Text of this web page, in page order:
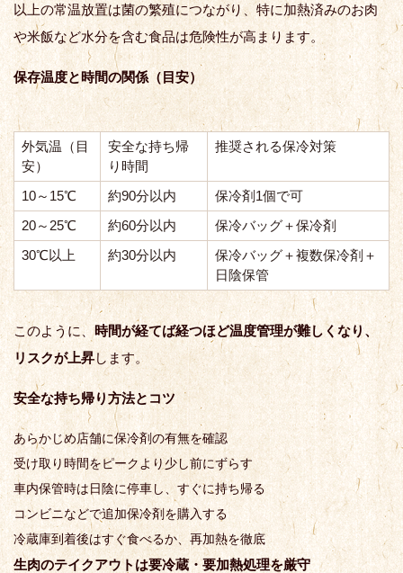
以上の常温放置は菌の繁殖につながり、特に加熱済みのお肉
や米飯など水分を含む食品は危険性が高まります。
保存温度と時間の関係（目安）
外気温（目
安）
安全な持ち帰
り時間
推奨される保冷対策
10～15℃ 約90分以内
保冷剤1個で可
20～25℃
約60分以内
保冷バッグ＋保冷剤
30℃以上
約30分以内
保冷バッグ＋複数保冷剤＋
日陰保管
このように、時間が経てば経つほど温度管理が難しくなり、
リスクが上昇します。
安全な持ち帰り方法とコツ
あらかじめ店舗に保冷剤の有無を確認
受け取り時間をピークより少し前にずらす
車内保管時は日陰に停車し、すぐに持ち帰る
コンビニなどで追加保冷剤を購入する
冷蔵庫到着後はすぐ食べるか、再加熱を徹底
生肉のテイクアウトは要冷蔵・要加熱処理を厳守